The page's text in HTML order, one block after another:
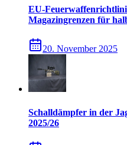
EU-
Magazingrenzen für
20. November 2025
Schalldämpfer in der
2025/26